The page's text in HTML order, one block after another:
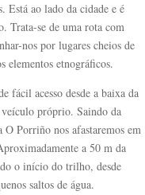
Está ao lado da cidade e é
Trata-se de uma rota com
nos por lugares cheios de
elementos etnográficos.
fácil acesso desde a baixa da
próprio. Saindo da
Porriño nos afastaremos em
a 50 m da
o início do trilho, desde
saltos de água.